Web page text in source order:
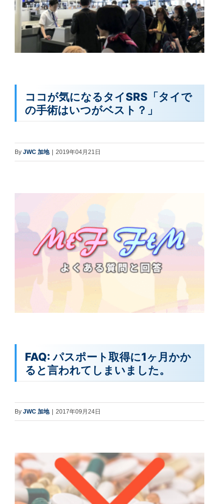
ココが気になるタイSRS「タイで
の手術はいつがベスト？」
By JWC 加地 | 2019年04月21日
FAQ: パスポート取得に1ヶ月かか
ると言われてしまいました。
By JWC 加地 2017年09月24日